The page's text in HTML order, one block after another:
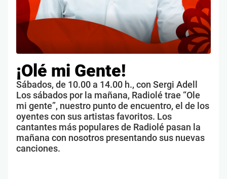
¡Olé mi Gente!
Sábados, de 10.00 a 14.00 h., con Sergi Adell
Los sábados por la mañana, Radiolé trae “Ole
mi gente”, nuestro punto de encuentro, el de los
oyentes con sus artistas favoritos. Los
cantantes más populares de Radiolé pasan la
mañana con nosotros presentando sus nuevas
canciones.